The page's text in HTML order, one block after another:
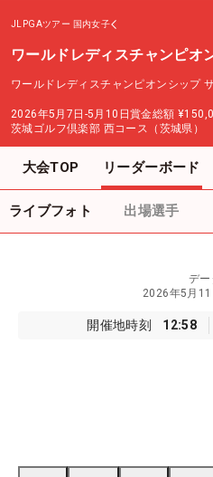
JLPGAツアー 国内女子
ワールドレディスチャンピオ
ワールドレディスチャンピオンシップ
2026年5月7日-5月10日賞金総額
茨城ゴルフ倶楽部 西コース（茨城県）
大会TOP リーダーボード
ライブフォト 出場選手
開催地時刻 12:58
デー
2026年5月